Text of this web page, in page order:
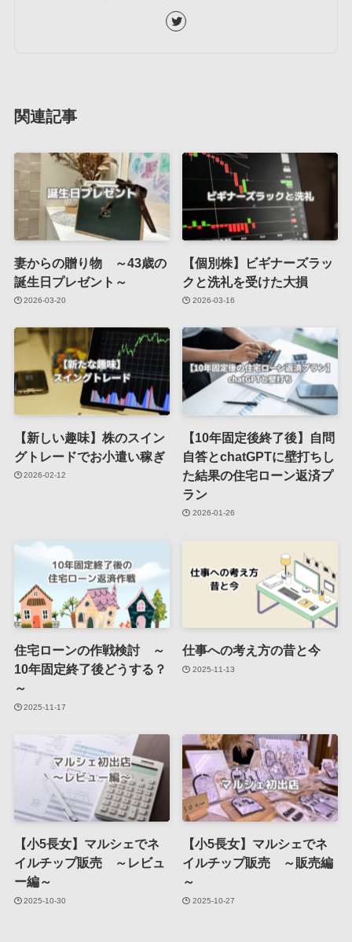
関連記事
妻からの贈り物 ～43歳の
誕生日プレゼント～
2026-03-20
【個別株】ビギナーズラッ
クと洗礼を受けた大損
2026-03-16
【新しい趣味】株のスイン
グトレードでお小遣い稼ぎ
2026-02-12
【10年固定後終了後】自問
自答とchatGPTに壁打ちし
た結果の住宅ローン返済プ
ラン
2026-01-26
住宅ローンの作戦検討 ～
10年固定終了後どうする？
～
2025-11-17
仕事への考え方の昔と今
2025-11-13
【小5長女】マルシェでネ
イルチップ販売 ～レビュ
ー編～
2025-10-30
【小5長女】マルシェでネ
イルチップ販売 ～販売編
～
2025-10-27